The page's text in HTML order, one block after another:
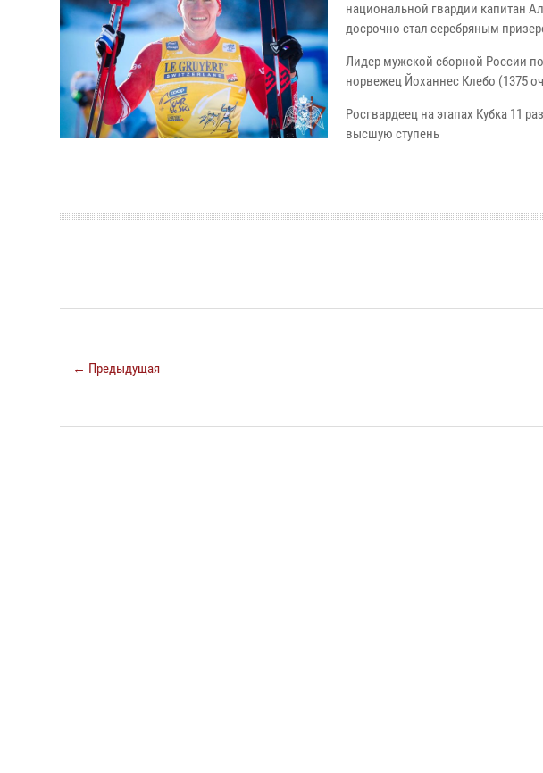
национальной гвардии капитан
досрочно стал серебряным
Лидер мужской сборной России
норвежец Йоханнес Клебо (1375
Росгвардеец на этапах Кубка 11
высшую ступень
← Предыдущая